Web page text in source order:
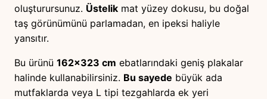
oluşturursunuz. Üstelik mat yüzey dokusu, bu doğal
taş görünümünü parlamadan, en ipeksi haliyle
yansıtır.
Bu ürünü 162×323 cm ebatlarındaki geniş plakalar
halinde kullanabilirsiniz. Bu sayede büyük ada
mutfaklarda veya L tipi tezgahlarda ek yeri